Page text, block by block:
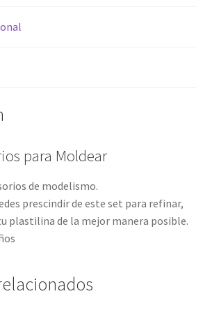
para Moldear
de modelismo.
prescindir de este set para refinar,
plastilina de la mejor manera posible.